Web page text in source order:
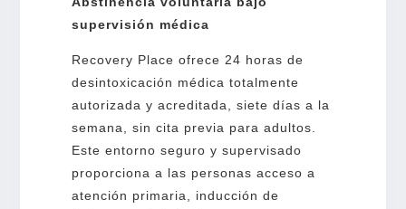
supervisión médica
Recovery Place ofrece 24 horas de
desintoxicación médica totalmente
autorizada y acreditada, siete días a la
semana, sin cita previa para adultos.
Este entorno seguro y supervisado
proporciona a las personas acceso a
atención primaria, inducción de